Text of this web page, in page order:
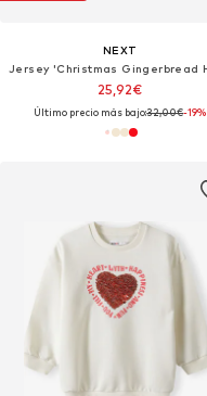
NEXT
25,92€
Último precio más bajo:32,00€-19%